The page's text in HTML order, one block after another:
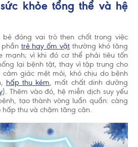
khỏe tổng thể và hệ
bé đóng vai trò then chốt trong việc
trẻ hay ốm vặt thường khó tăng
mạnh; vì khi đó cơ thể phải tiêu tốn
lại bệnh tật, thay vì tập trung cho
giác mệt mỏi, khó chịu do bệnh
hấp thu kém, mất chất dinh dưỡng
). Thêm vào đó, hệ miễn dịch suy yếu
tạo thành vòng luẩn quẩn: càng
hấp thu và chậm tăng cân.